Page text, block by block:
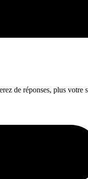
de réponses, plus